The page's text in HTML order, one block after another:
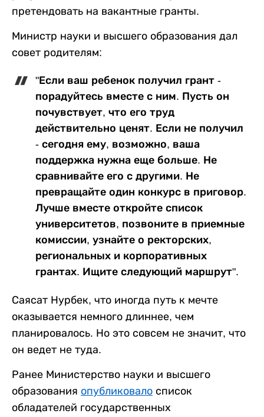
претендовать на вакантные гранты.
Министр науки и высшего образования дал
совет родителям:
"Если ваш ребенок получил грант -
порадуйтесь вместе с ним. Пусть он
почувствует, что его труд
действительно ценят. Если не получил
- сегодня ему, возможно, ваша
поддержка нужна еще больше. Не
сравнивайте его с другими. Не
превращайте один конкурс в приговор.
Лучше вместе откройте список
университетов, позвоните в приемные
комиссии, узнайте о ректорских,
региональных и корпоративных
грантах. Ищите следующий маршрут".
Саясат Нурбек, что иногда путь к мечте
оказывается немного длиннее, чем
планировалось. Но это совсем не значит, что
он ведет не туда.
Ранее Министерство науки и высшего
образования опубликовало список
обладателей государственных